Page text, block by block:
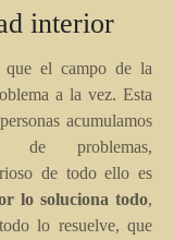
interior
el campo de la
a la vez. Esta
acumulamos
problemas,
de todo ello es
lo soluciona todo,
lo resuelve, que